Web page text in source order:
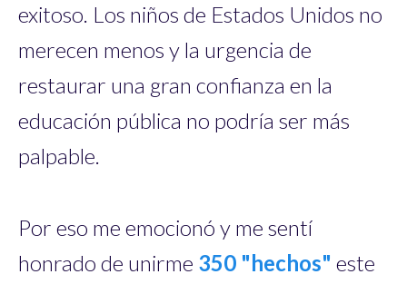
exitoso. Los niños de Estados Unidos no
merecen menos y la urgencia de
restaurar una gran confianza en la
educación pública no podría ser más
palpable.
Por eso me emocionó y me sentí
honrado de unirme 350 "hechos" este